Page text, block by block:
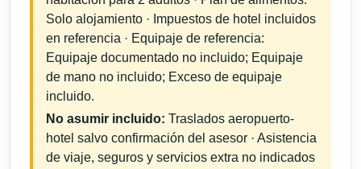
Solo alojamiento · Impuestos de hotel incluidos
en referencia · Equipaje de referencia:
Equipaje documentado no incluido; Equipaje
de mano no incluido; Exceso de equipaje
incluido.
No asumir incluido: Traslados aeropuerto-
hotel salvo confirmación del asesor · Asistencia
de viaje, seguros y servicios extra no indicados